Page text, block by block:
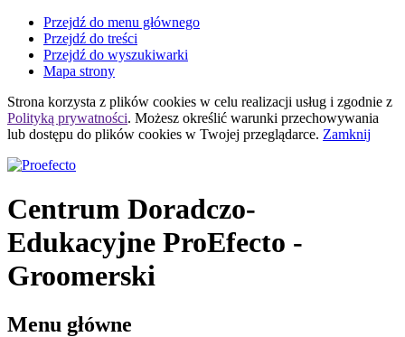
Przejdź do menu głównego
Przejdź do treści
Przejdź do wyszukiwarki
Mapa strony
Strona korzysta z plików cookies w celu realizacji usług i zgodnie z
Polityką prywatności. Możesz określić warunki przechowywania
lub dostępu do plików cookies w Twojej przeglądarce. Zamknij
Centrum Doradczo-
Edukacyjne ProEfecto -
Groomerski
Menu główne